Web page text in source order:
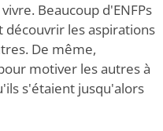
Beaucoup d'ENFPs
les aspirations
De même,
motiver les autres à
s'étaient jusqu'alors